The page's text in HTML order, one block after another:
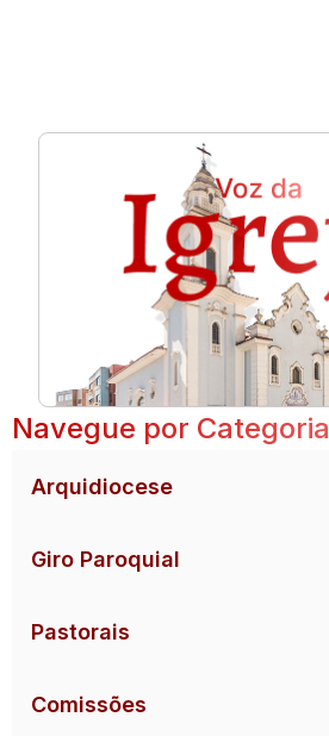
Navegue por Categoria
Arquidiocese
Giro Paroquial
Pastorais
Comissões